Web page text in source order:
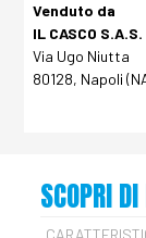
Venduto da
IL CASCO S.A.S.
Via Ugo Niutta
80128, Napoli
SCOPRI